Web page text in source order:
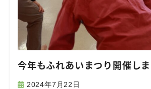
今年もふれあいまつり開催しま
2024年7月22日